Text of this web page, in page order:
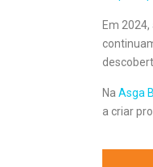
Em
Na Asga
a criar